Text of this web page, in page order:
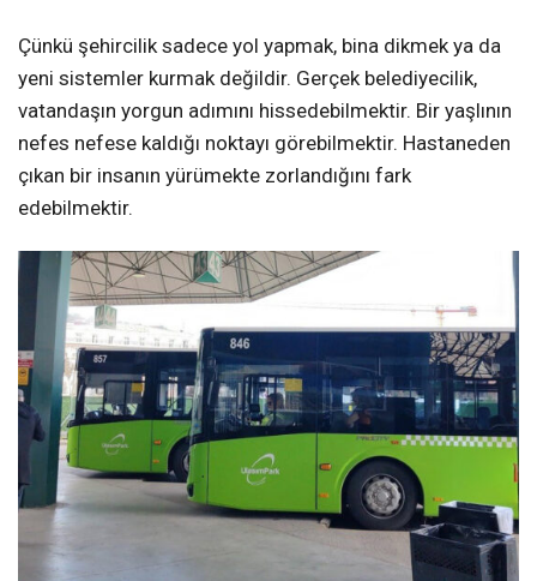
Çünkü şehircilik sadece yol yapmak, bina dikmek ya da
yeni sistemler kurmak değildir. Gerçek belediyecilik,
vatandaşın yorgun adımını hissedebilmektir. Bir yaşlının
nefes nefese kaldığı noktayı görebilmektir. Hastaneden
çıkan bir insanın yürümekte zorlandığını fark
edebilmektir.